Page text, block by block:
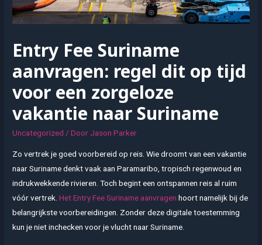
Entry Fee Suriname
aanvragen: regel dit op tijd
voor een zorgeloze
vakantie naar Suriname
Uncategorized / Door Jason Parker
Zo vertrek je goed voorbereid op reis. Wie droomt van een vakantie
naar Suriname denkt vaak aan Paramaribo, tropisch regenwoud en
indrukwekkende rivieren. Toch begint een ontspannen reis al ruim
vóór vertrek.Het Entry Fee Suriname aanvragen hoort namelijk bij de
belangrijkste voorbereidingen. Zonder deze digitale toestemming
kun je niet inchecken voor je vlucht naar Suriname.